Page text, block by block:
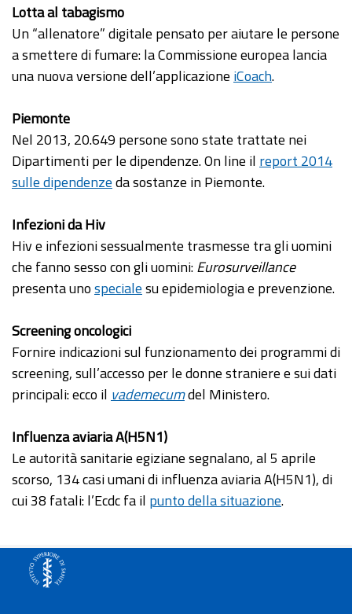
Lotta al tabagismo
Un “allenatore” digitale pensato per aiutare le persone
a smettere di fumare: la Commissione europea lancia
una nuova versione dell’applicazione iCoach.
Piemonte
Nel 2013, 20.649 persone sono state trattate nei
Dipartimenti per le dipendenze. On line il report 2014
sulle dipendenzeda sostanze in Piemonte.
Infezioni da Hiv
Hiv e infezioni sessualmente trasmesse tra gli uomini
che fanno sesso con gli uomini:Eurosurveillance
presenta unospecialesu epidemiologia e prevenzione.
Screening oncologici
Fornire indicazioni sul funzionamento dei programmi di
screening, sull’accesso per le donne straniere e sui dati
principali: ecco il vademecumdel Ministero.
Influenza aviaria A(H5N1)
Le autorità sanitarie egiziane segnalano, al 5 aprile
scorso, 134 casi umani di influenza aviaria A(H5N1), di
cui 38 fatali: l’Ecdc fa il punto della situazione.